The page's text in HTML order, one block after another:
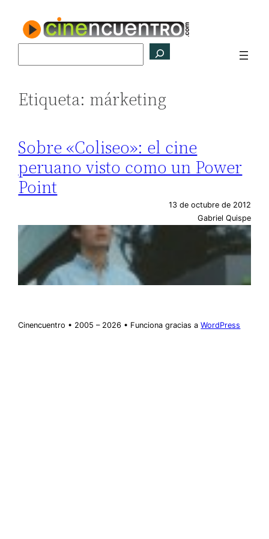
contenido
Etiqueta: márketing
Sobre «Coliseo»: el cine
peruano visto como un Power
Point
13 de octubre de 2012
Gabriel Quispe
Cinencuentro • 2005 – 2026 • Funciona gracias aWordPress